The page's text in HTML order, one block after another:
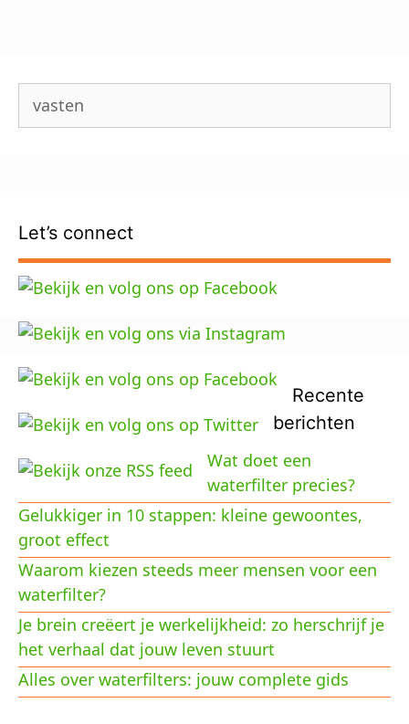
naar:
Let’s connect
Recente
berichten
Wat doet een
waterfilter precies?
Gelukkiger in 10 stappen: kleine gewoontes,
groot effect
Waarom kiezen steeds meer mensen voor een
waterfilter?
Je brein creëert je werkelijkheid: zo herschrijf je
het verhaal dat jouw leven stuurt
Alles over waterfilters: jouw complete gids